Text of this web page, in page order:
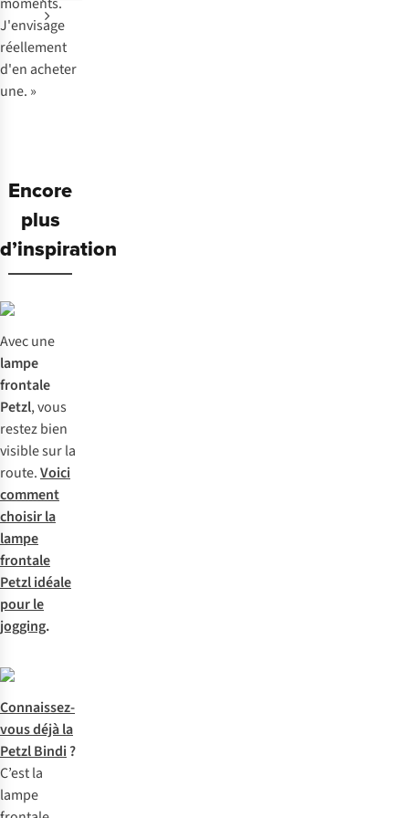
J'envisage
réellement
d'en acheter
une. »
Encore
plus
d’inspiration
Avec une
lampe
frontale
Petzl, vous
restez bien
visible sur la
route.Voici
comment
choisir la
lampe
frontale
Petzl idéale
pour le
jogging.
Connaissez-
vous déjà la
Petzl Bindi ?
C’estla
lampe